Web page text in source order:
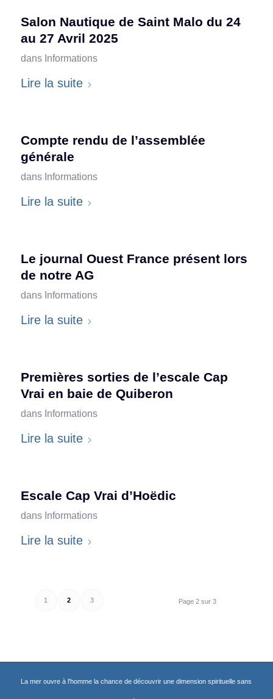
Salon Nautique de Saint Malo du 24
au 27 Avril 2025
dans Informations
Lire la suite
Compte rendu de l’assemblée
générale
dans Informations
Lire la suite
Le journal Ouest France présent lors
de notre AG
dans Informations
Lire la suite
Premières sorties de l’escale Cap
Vrai en baie de Quiberon
dans Informations
Lire la suite
Escale Cap Vrai d’Hoëdic
dans Informations
Lire la suite
Page 2 sur 3
1 2 3
La mer ouvre à l'homme la chance de découvrir une dimension spirituelle sans